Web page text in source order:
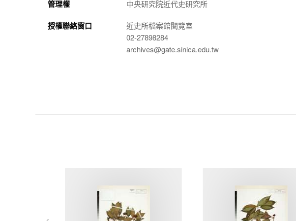
管理權 中央研究院近代史研究所
授權聯絡窗口
近史所檔案館閱覽室
02-27898284
archives@gate.sinica.edu.tw